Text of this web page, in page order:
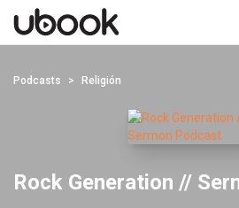
Podcasts Religión
Rock Generation //